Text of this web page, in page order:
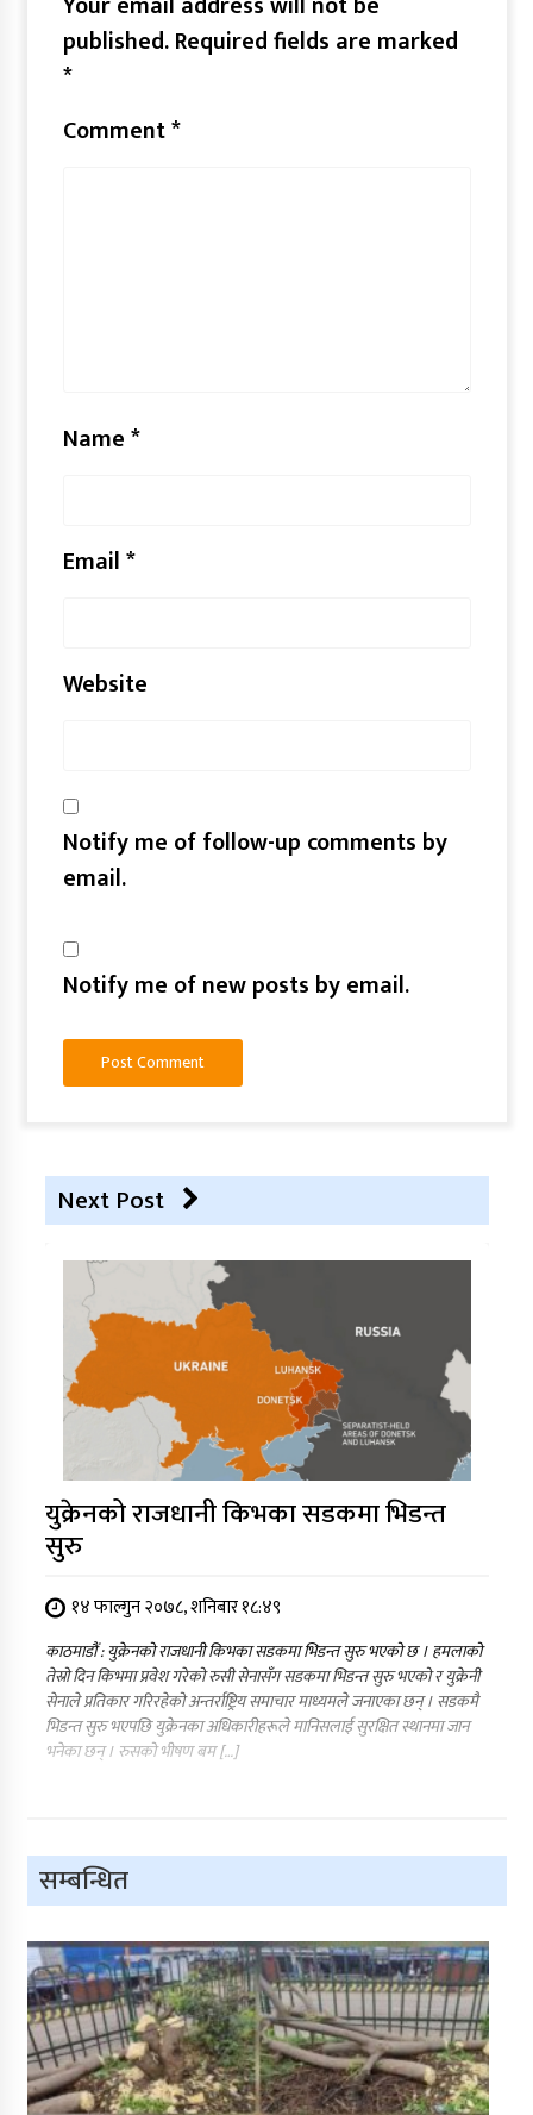
published.Required fields are marked
*
Comment*
Name*
Email*
Website
Notify me of follow-up comments by
email.
Notify me of new posts by email.
Next Post
युक्रेनको राजधानी किभका सडकमा भिडन्त
सुरु
१४ फाल्गुन २०७८, शनिबार १८:४९
काठमाडौं : युक्रेनको राजधानी किभका सडकमा भिडन्त सुरु भएको छ । हमलाको
तेस्रो दिन किभमा प्रवेश गरेको रुसी सेनासँग सडकमा भिडन्त सुरु भएको र युक्रेनी
सेनाले प्रतिकार गरिरहेको अन्तर्राष्ट्रिय समाचार माध्यमले जनाएका छन् । सडकमै
भिडन्त सुरु भएपछि युक्रेनका अधिकारीहरूले मानिसलाई सुरक्षित स्थानमा जान
भनेका छन् । रुसको भीषण बम […]
सम्बन्धित